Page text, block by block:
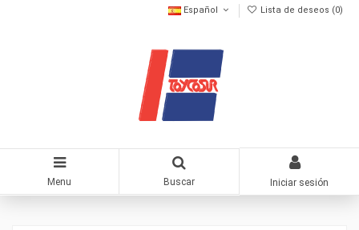
Español Lista de deseos (0)
Menu Buscar Iniciar sesión